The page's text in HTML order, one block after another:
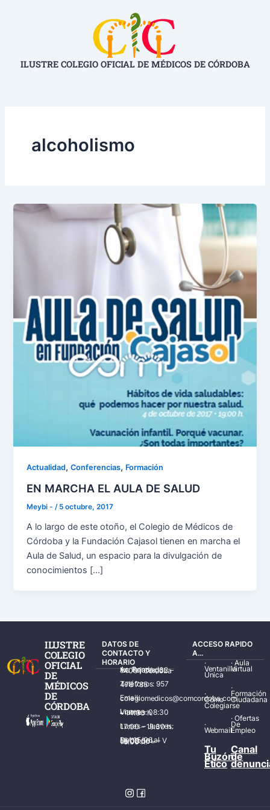
ILUSTRE COLEGIO OFICIAL DE MÉDICOS DE CÓRDOBA
alcoholismo
Actualidad,Conferencias, Formación
EN MARCHA EL AULA DE SALUD
Meybi -/ 5 octubre, 2017
A lo largo de este otoño, el Colegio de Médicos de
Córdoba y la Fundación Cajasol tienen en marcha el
Aula de Salud, un espacio para la divulgación de
conocimientos […]
ILUSTRE
COLEGIO
OFICIAL
DE
MÉDICOS
DE
CÓRDOBA
DATOS DE
CONTACTO Y
HORARIO
Av. Ronda de los Tejares, 32 – 14001 Córdoba
Teléfonos: 957 478 785
Email: colegiomedicos@comcordoba.com
Lunes – Viernes: 08:30 – 14:30 h.
Lunes – Jueves: 17:00 – 19:30 h.
Del 15/06 al 15/09 de L – V de 08:00 – 15:00 h.
ACCESO RAPIDO
A...
·
Ventanilla
Única
·
Cómo
Colegiarse
·
Webmail
·Aula
Virtual
·
Formación
Ciudadana
·Ofertas
De
Empleo
Tu
Buzón
Ético
Canal
de